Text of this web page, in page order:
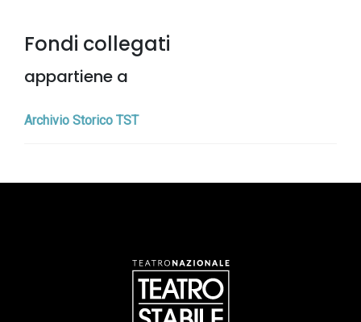
Fondi collegati
appartiene a
Archivio Storico TST